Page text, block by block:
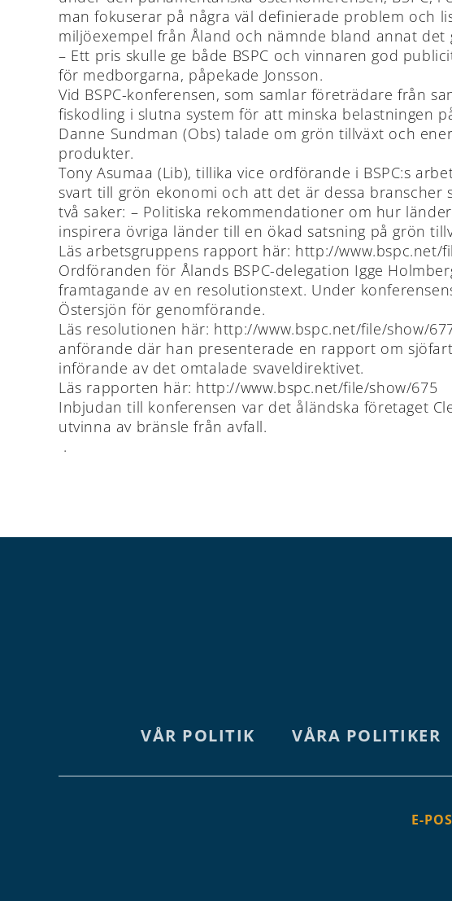
man fokuserar på några väl definierade problem och
miljöexempel från Åland och nämnde bland annat
– Ett pris skulle ge både BSPC och vinnaren god
för medborgarna, påpekade Jonsson.
Vid BSPC-konferensen, som samlar företrädare från
fiskodling i slutna system för att minska belastningen
Danne Sundman (Obs) talade om grön tillväxt och
produkter.
Tony Asumaa (Lib), tillika vice ordförande i BSPC:s
svart till grön ekonomi och att det är dessa branscher
två saker: – Politiska rekommendationer om hur
inspirera övriga länder till en ökad satsning på grön
Läs arbetsgruppens rapport här: http://www.bspc.net/
Ordföranden för Ålands BSPC-delegation Igge
framtagande av en resolutionstext. Under
Östersjön för genomförande.
Läs resolutionen här: http://www.bspc.net/file/show/
anförande där han presenterade en rapport om
införande av det omtalade svaveldirektivet.
Läs rapporten här: http://www.bspc.net/file/show/675
Inbjudan till konferensen var det åländska företaget
utvinna av bränsle från avfall.
.
VÅR POLITIK VÅRA POLITIKER
E-